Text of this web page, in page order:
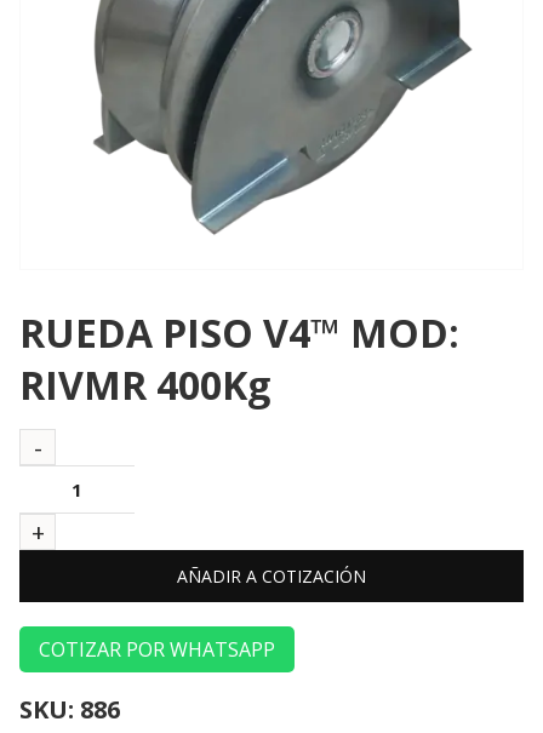
RUEDA PISO V4™ MOD:
RIVMR 400Kg
AÑADIR A COTIZACIÓN
COTIZAR POR WHATSAPP
SKU: 886